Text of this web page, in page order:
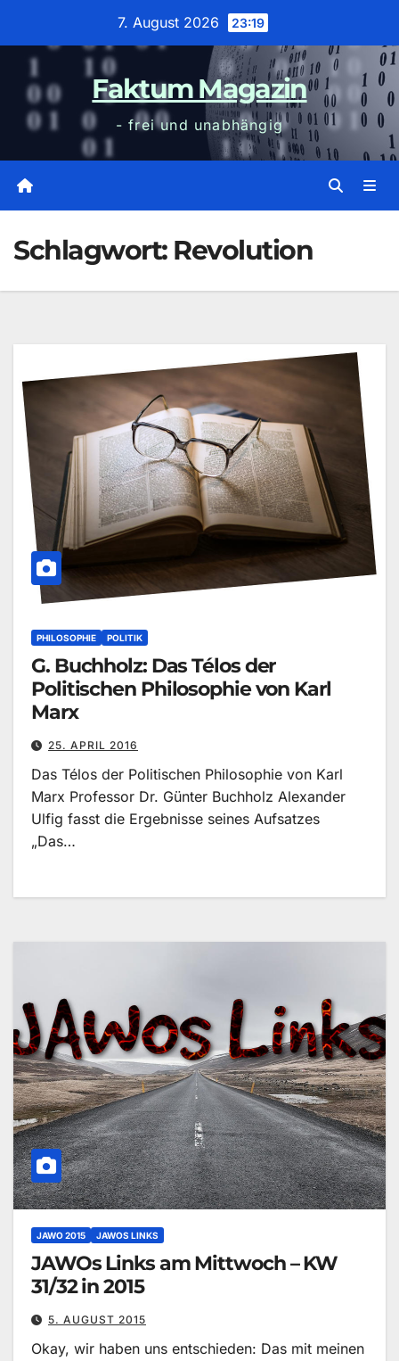
7. August 2026 23:19
Faktum Magazin
- frei und unabhängig
Schlagwort: Revolution
PHILOSOPHIE POLITIK
G. Buchholz: Das Télos der
Politischen Philosophie von Karl
Marx
25. APRIL 2016
Das Télos der Politischen Philosophie von Karl
Marx Professor Dr. Günter Buchholz Alexander
Ulfig fasst die Ergebnisse seines Aufsatzes
„Das…
JAWO 2015 JAWOS LINKS
JAWOs Links am Mittwoch – KW
31/32 in 2015
5. AUGUST 2015
Okay, wir haben uns entschieden: Das mit meinen